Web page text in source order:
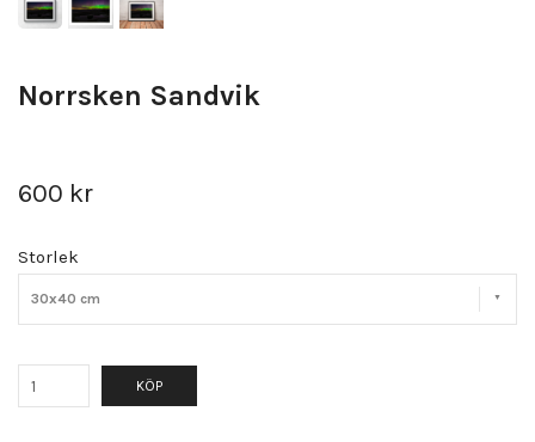
Norrsken Sandvik
600 kr
Storlek
30x40 cm
KÖP